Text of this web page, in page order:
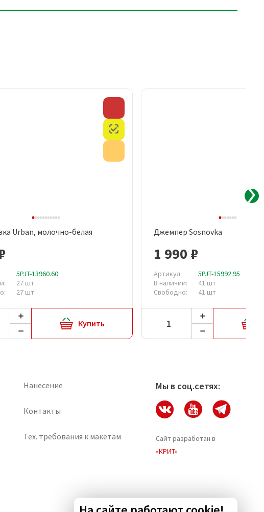
Быстрый просмотр
Urban, молочно-белая
5PJT-13960.60
27 шт
27 шт
Купить
Быстрый просмотр
Джемпер Sosnovka
1 990 ₽
Артикул:
5PJT-15992.95
В наличии:
41 шт
Свободно:
41 шт
Нанесение
Контакты
Тех. требования к макетам
Мы в соц.сетях:
Сайт разработан в
«КРИТ»